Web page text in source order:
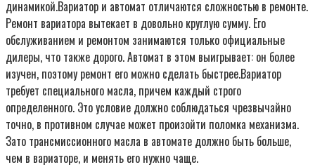
динамикой.Вариатор и автомат отличаются сложностью в ремонте.
Ремонт вариатора вытекает в довольно круглую сумму. Его
обслуживанием и ремонтом занимаются только официальные
дилеры, что также дорого. Автомат в этом выигрывает: он более
изучен, поэтому ремонт его можно сделать быстрее.Вариатор
требует специального масла, причем каждый строго
определенного. Это условие должно соблюдаться чрезвычайно
точно, в противном случае может произойти поломка механизма.
Зато трансмиссионного масла в автомате должно быть больше,
чем в вариаторе, и менять его нужно чаще.